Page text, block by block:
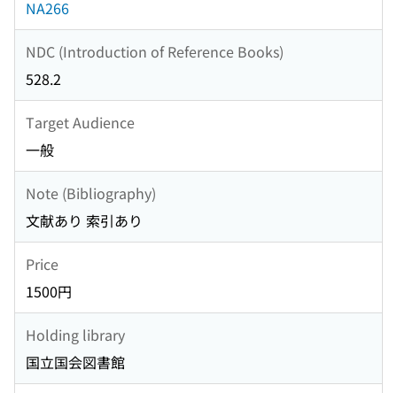
NA266
NDC (Introduction of Reference Books)
528.2
Target Audience
一般
Note (Bibliography)
文献あり 索引あり
Price
1500円
Holding library
国立国会図書館